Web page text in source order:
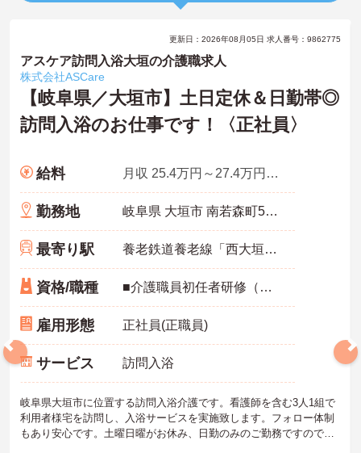
更新日：2026年08月05日 求人番号：9862775
アスケア訪問入浴大垣の介護職求人
株式会社ASCare
【岐阜県／大垣市】土日定休＆日勤帯◎
訪問入浴のお仕事です！〈正社員〉
給料 月収 25.4万円～27.4万円程度
勤務地 岐阜県 大垣市 南若森町574-1 南若森事務所･1F
最寄り駅 養老鉄道養老線「西大垣駅」徒歩11分
資格/職種 ■介護職員初任者研修（ヘルパー2級）以上、介護福祉士 いずれか ■経験不問 ■普通自動車運転免許（AT限定可能）必須
雇用形態 正社員(正職員)
サービス 訪問入浴
岐阜県大垣市に位置する訪問入浴介護です。看護師を含む3人1組で
利用者様宅を訪問し、入浴サービスを実施致します。フォロー体制
もあり安心です。土曜日曜がお休み、日勤のみのご勤務ですので、